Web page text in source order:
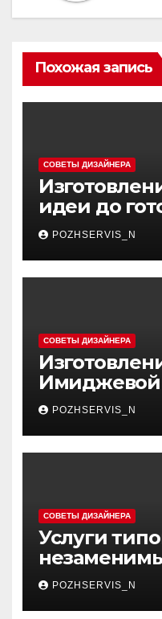
Похожая запись
СОВЕТЫ ДИЗАЙНЕРА
идеи до
POZHSERVIS_N
СОВЕТЫ ДИЗАЙНЕРА
Искусство и
POZHSERVIS_N
СОВЕТЫ ДИЗАЙНЕРА
Услуги
маркетинга
POZHSERVIS_N